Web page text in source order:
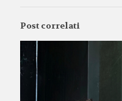
Post correlati